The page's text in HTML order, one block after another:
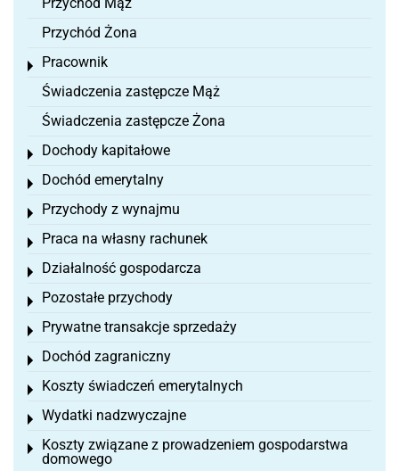
Przychód Żona
Pracownik
Toggle menu
Świadczenia zastępcze Mąż
Świadczenia zastępcze Żona
Dochody kapitałowe
Toggle menu
Dochód emerytalny
Toggle menu
Przychody z wynajmu
Toggle menu
Praca na własny rachunek
Toggle menu
Działalność gospodarcza
Toggle menu
Pozostałe przychody
Toggle menu
Prywatne transakcje sprzedaży
Toggle menu
Dochód zagraniczny
Toggle menu
Koszty świadczeń emerytalnych
Toggle menu
Wydatki nadzwyczajne
Toggle menu
Koszty związane z prowadzeniem gospodarstwa
domowego
Toggle menu